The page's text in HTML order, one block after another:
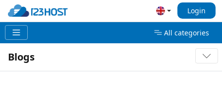
Login
All categories
Blogs